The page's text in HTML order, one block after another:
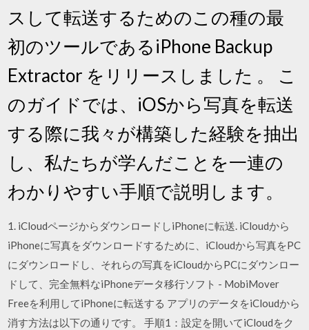
スして転送するためのこの種の最
初のツールであるiPhone Backup
Extractor をリリースしました 。 こ
のガイドでは、iOSから写真を転送
する際に我々が構築した経験を抽出
し、私たちが学んだことを一連の
わかりやすい手順で説明します。
1. iCloudページからダウンロードしiPhoneに転送. iCloudから
iPhoneに写真をダウンロードするために、iCloudから写真をPC
にダウンロードし、それらの写真をiCloudからPCにダウンロー
ドして、完全無料なiPhoneデータ移行ソフト - MobiMover
Freeを利用してiPhoneに転送する アプリのデータをiCloudから
消す方法は以下の通りです。 手順1：設定を開いてiCloudをク